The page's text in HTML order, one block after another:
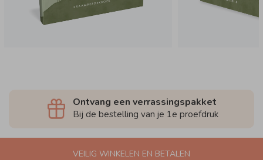
Ontvang een verrassingspakket
Bij de bestelling van je 1e proefdruk
VEILIG WINKELEN EN BETALEN